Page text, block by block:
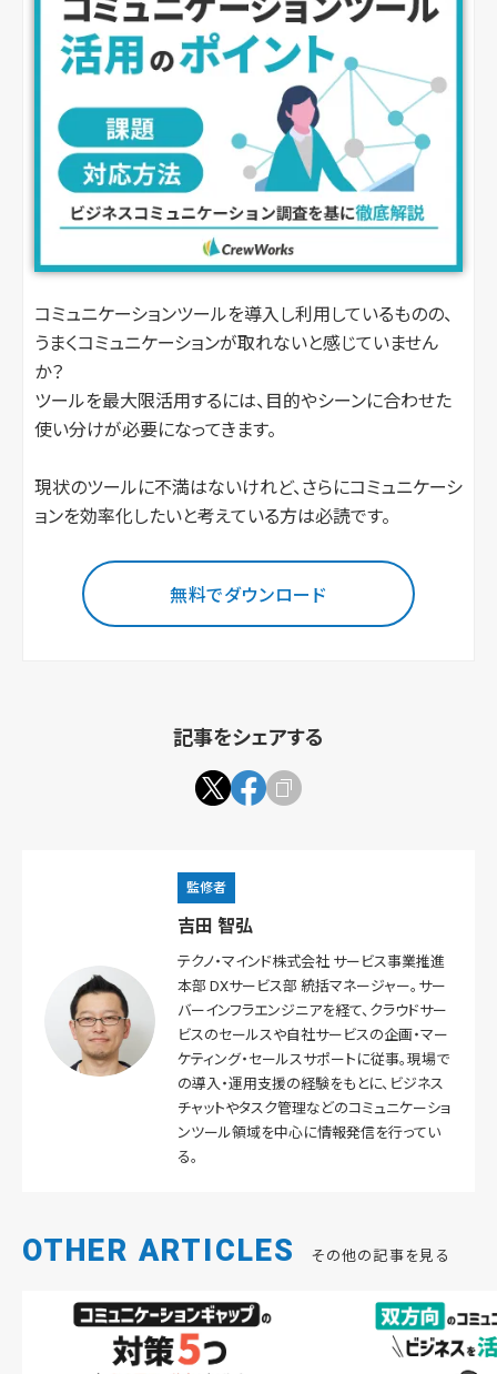
コミュニケーションツールを導入し利用しているものの、
うまくコミュニケーションが取れないと感じていません
か？
ツールを最大限活用するには、目的やシーンに合わせた
使い分けが必要になってきます。
現状のツールに不満はないけれど、さらにコミュニケーシ
ョンを効率化したいと考えている方は必読です。
無料でダウンロード
記事をシェアする
監修者
吉田 智弘
テクノ・マインド株式会社 サービス事業推進
本部 DXサービス部 統括マネージャー。サー
バーインフラエンジニアを経て、クラウドサー
ビスのセールスや自社サービスの企画・マー
ケティング・セールスサポートに従事。現場で
の導入・運用支援の経験をもとに、ビジネス
チャットやタスク管理などのコミュニケーショ
ンツール領域を中心に情報発信を行ってい
る。
OTHER ARTICLES その他の記事を見る